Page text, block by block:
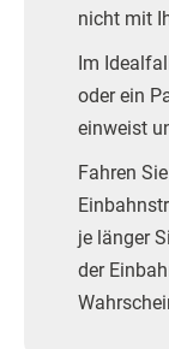
nicht mit
Im
oder ein
einweist
Fahren
je länger
der